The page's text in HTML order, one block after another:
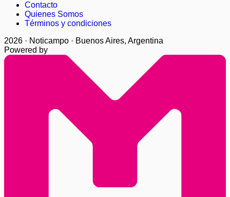
Contacto
Quienes Somos
Términos y condiciones
2026 · Noticampo · Buenos Aires, Argentina
Powered by